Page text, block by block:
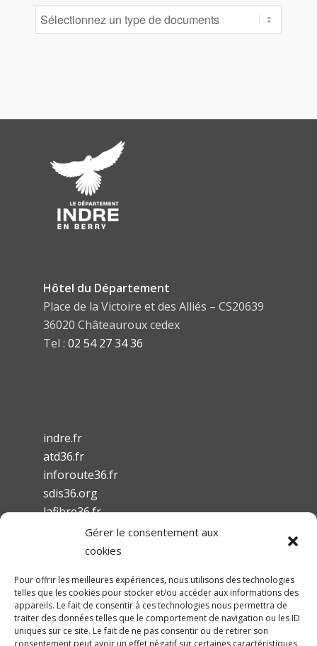
Hôtel du Département
Place de la Victoire et des Alliés – CS20639
36020 Châteauroux cedex
Tel : 02 54 27 34 36
indre.fr
atd36.fr
inforoute36.fr
sdis36.org
lafibre36.fr
Mentions légales
Conditions Générales d’Utilisation
Accessibilité
Gérer le consentement aux
cookies
Pour offrir les meilleures expériences, nous utilisons des technologies
telles que les cookies pour stocker et/ou accéder aux informations des
appareils. Le fait de consentir à ces technologies nous permettra de
traiter des données telles que le comportement de navigation ou les ID
uniques sur ce site. Le fait de ne pas consentir ou de retirer son
consentement peut avoir un effet négatif sur certaines caractéristiques